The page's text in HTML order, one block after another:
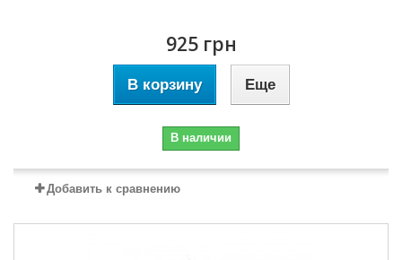
925 грн
В корзину Еще
В наличии
Добавить к сравнению